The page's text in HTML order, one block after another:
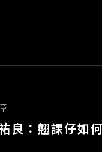
良：翹課仔如